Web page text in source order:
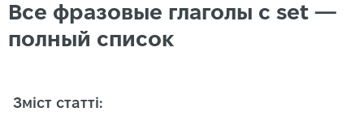
Все фразовые глаголы с set —
полный список
Зміст статті: